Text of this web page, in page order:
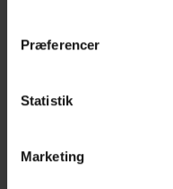
Præferencer
Statistik
Marketing